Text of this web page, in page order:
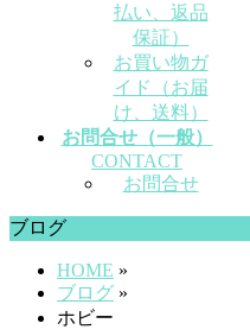
払い、返品
保証）
お買い物ガ
イド（お届
け、送料）
お問合せ（一般）
CONTACT
お問合せ
ブログ
HOME »
ブログ »
ホビー